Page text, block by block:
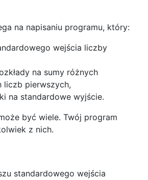
na napisaniu programu, który:
wejścia liczby
na sumy różnych
liczb pierwszych,
na standardowe wyjście.
być wiele. Twój program
z nich.
standardowego wejścia